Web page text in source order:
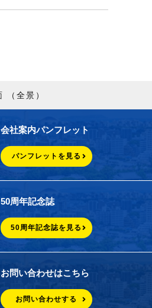
（全景）
会社案内パンフレット
パンフレットを見る
50周年記念誌
50周年記念誌を見る
お問い合わせはこちら
お問い合わせする